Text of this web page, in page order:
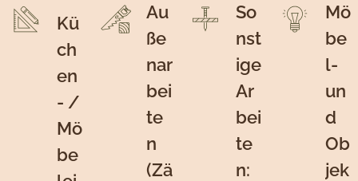
Kü
ch
en
- /
Mö
be
Au
ße
nar
bei
te
n
(Zä
So
nst
ige
Ar
bei
te
n:
Mö
be
l-
un
d
Ob
jek